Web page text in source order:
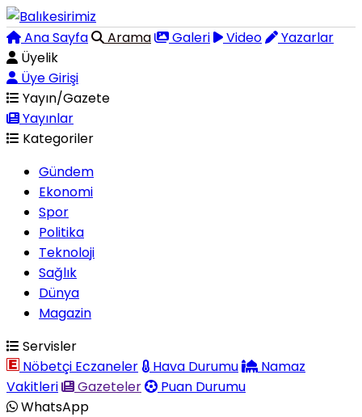
Ana Sayfa Arama Galeri Video
Yazarlar
Üyelik
Üye Girişi
Yayın/Gazete
Yayınlar
Kategoriler
Gündem
Ekonomi
Spor
Politika
Teknoloji
Sağlık
Dünya
Magazin
Servisler
Nöbetçi Eczaneler
Hava Durumu
Namaz
Vakitleri
Gazeteler
Puan Durumu
WhatsApp